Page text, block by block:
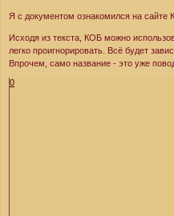
Я с документом ознакомился на сайте
Исходя из текста, КОБ можно
легко проигнорировать. Всё будет
Впрочем, само название - это уже
0